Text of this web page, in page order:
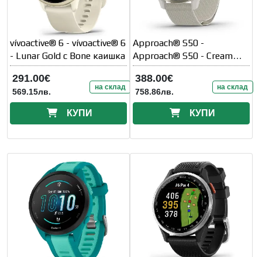
vívoactive® 6 - vívoactive® 6
- Lunar Gold с Bone каишка
291.00€
569.15лв. на склад
КУПИ
Approach® S50 -
Approach® S50 - Cream
Gold Aluminium безел с
Ivory ComfortFit Nylon
каишка
388.00€
758.86лв. на склад
КУПИ